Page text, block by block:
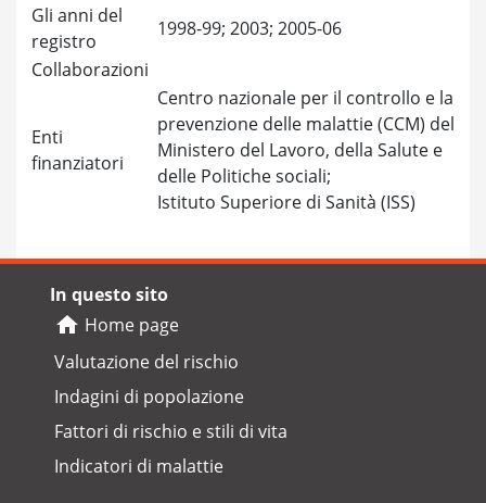
Gli anni del
registro
1998-99; 2003; 2005-06
Collaborazioni
Enti
finanziatori
Centro nazionale per il controllo e la
prevenzione delle malattie (CCM) del
Ministero del Lavoro, della Salute e
delle Politiche sociali;
Istituto Superiore di Sanità (ISS)
In questo sito
Home page
Valutazione del rischio
Indagini di popolazione
Fattori di rischio e stili di vita
Indicatori di malattie